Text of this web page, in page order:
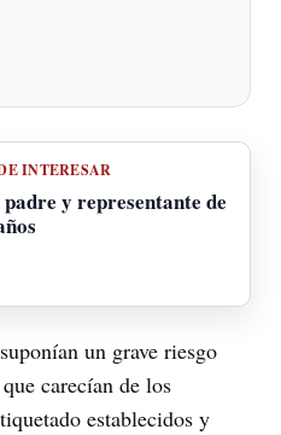
INTERESAR
y representante de
un grave riesgo
carecían de los
establecidos y